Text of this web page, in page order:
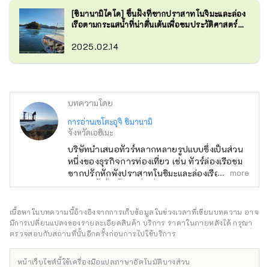
[ชิมานามิไคโด] ขึ้นฝั่งที่ซากปราสาทโนจิมะและล่อง
เรือตามกระแสน้ำที่น่าตื่นเต้นเพื่อชมประวัติศาสตร์
2025.02.14
บทความโดย
การอ่านเซโตะอุจิ ชิมานามิ
จังหวัดเอฮิเมะ
บริษัทนำเสนอทัวร์หลากหลายรูปแบบซึ่งเป็นส่วน
หนึ่งของธุรกิจการท่องเที่ยว เช่น ทัวร์ล่องเรือชม
ซากปรักหักพังปราสาทโนชิมะและล่องเรือชม
กระแสน้ำขึ้นน้ำลงเพื่อเยี่ยมชมแหล่งมรดกของ
และจำหน่ายสินค้าอย่างเป็นทางการที่ Jiba Cafe
Noshima ภายในพิพิธภัณฑ์ Murakami Kaizoku
และยังให้บริการดึงดูดลูกค้าให้กับหน่วยงาน
ธุรกิจบริการทางถนนของเรา เรายังดำเนินการ
more
เนื้อหาในบทความนี้อ้างอิงจากการเก็บข้อมูลในช่วงเวลาที่เขียนบทความ อาจ
มีการเปลี่ยนแปลงของรายละเอียดสินค้า บริการ ราคาในภายหลังได้ กรุณา
ตรวจสอบกับสถานที่นั้นอีกครั้งก่อนการไปใช้บริการ
หน้าเว็บไซต์นี้ใช้เครื่องมือแปลภาษาอัตโนมัติบางส่วน